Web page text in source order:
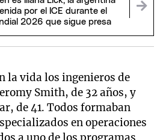
por el ICE durante el
2026 que sigue presa
la vida los ingenieros de
Smith, de 32 años, y
de 41. Todos formaban
en operaciones